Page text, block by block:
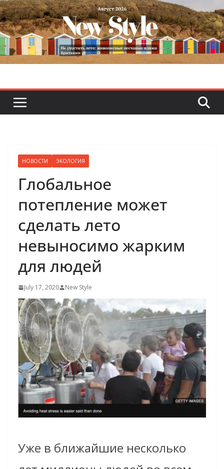
Skip
to
content
НОВОСТИ ЭКОЛОГИЯ
Глобальное
потепление может
сделать лето
невыносимо жарким
для людей
July 17, 2020 New Style
Уже в ближайшие несколько